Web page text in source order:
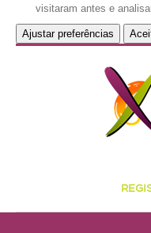
visitaram antes e
Ajustar preferências